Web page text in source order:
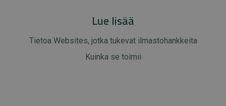
Lue lisää
Tietoa Websites, jotka tukevat ilmastohankkeita
Kuinka se toimii